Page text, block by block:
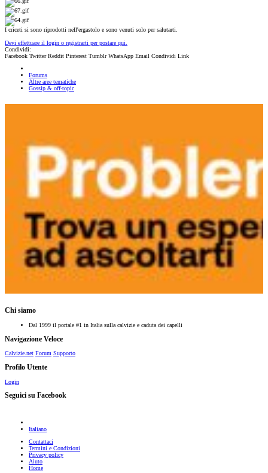
I criceti si sono riprodotti nell'ergastolo e sono venuti solo per salutarti.
Devi effettuare il login o registrarti per postare qui.
Condividi:
Facebook Twitter Reddit Pinterest Tumblr WhatsApp Email Condividi Link
Forums
Altre aree tematiche
Gossip & off-topic
Chi siamo
Dal 1999 il portale #1 in Italia sulla calvizie e caduta dei capelli
Navigazione Veloce
Calvizie.net Forum Supporto
Profilo Utente
Login
Seguici su Facebook
Italiano
Contattaci
Termini e Condizioni
Privacy policy
Aiuto
Home